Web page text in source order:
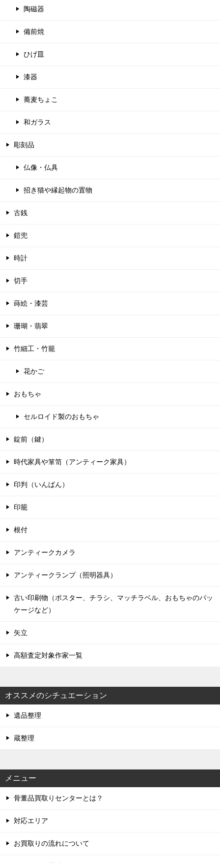
陶磁器
備前焼
ひげ皿
漆器
蕎麦ちょこ
和ガラス
彫刻品
仏像・仏具
招き猫や縁起物の置物
古銭
鎧兜
時計
切手
蒔絵・漆芸
珊瑚・翡翠
竹細工・竹籠
花かご
おもちゃ
セルロイド製のおもちゃ
錠前（鍵）
時代家具や箪笥（アンティーク家具）
印判（いんばん）
印籠
根付
アンティークカメラ
アンティークランプ（照明器具）
古い印刷物（ポスター、チラシ、マッチラベル、おもちゃのパッ
ケージなど）
矢立
高額査定対象作家一覧
オススメのシチュエーション
遺品整理
蔵整理
メニュー
骨董品買取りセンターとは？
対応エリア
お買取りの流れについて